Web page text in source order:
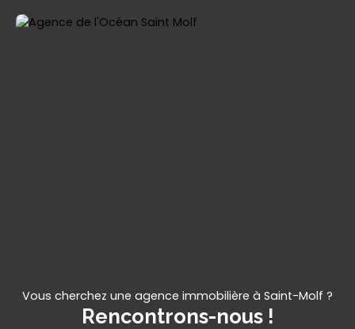
Vous cherchez une agence immobilière à Saint-Molf ?
Rencontrons-nous !